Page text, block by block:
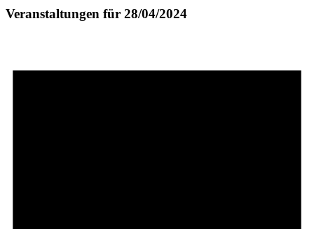
Veranstaltungen für 28/04/2024